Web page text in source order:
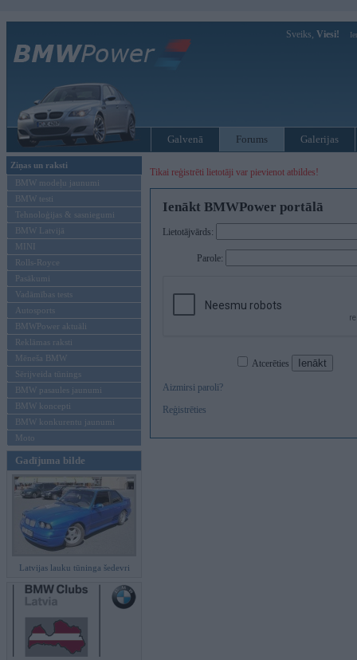
Sveiks, Viesi!
Galvenā Forums Galerijas
Ziņas un raksti
BMW modeļu jaunumi
BMW testi
Tehnoloģijas & sasniegumi
BMW Latvijā
MINI
Rolls-Royce
Pasākumi
Vadāmības tests
Autosports
BMWPower aktuāli
Reklāmas raksti
Mēneša BMW
Sērijveida tūnings
BMW pasaules jaunumi
BMW koncepti
BMW konkurentu jaunumi
Moto
Gadījuma bilde
Latvijas lauku tūninga šedevri
Tikai reģistrēti lietotāji var pievienot atbildes!
Ienākt BMWPower portālā
Lietotājvārds:
Parole:
Atcerēties
Aizmirsi paroli?
Reģistrēties